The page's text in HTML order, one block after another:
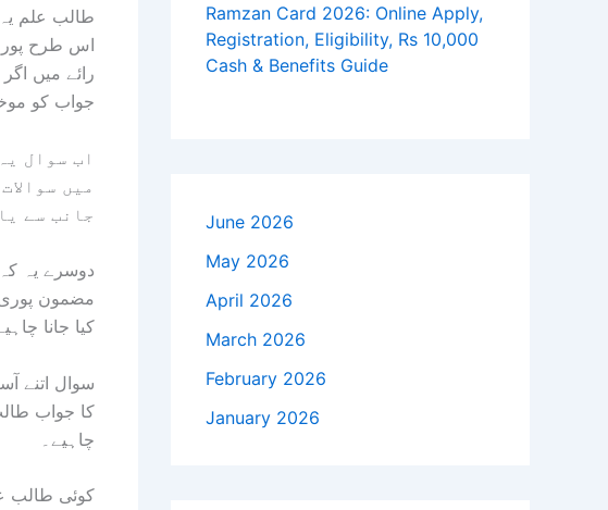
طالب علم
اس طرح
رائے میں
جواب کو
میں
جانب سے
دوسرے یہ
مضمون
کیا جانا
سوال اتنے
کا جواب
چاہیے۔
کوئی طالب
Ramzan Card 2026: Online Apply,
Registration, Eligibility, Rs 10,000
Cash & Benefits Guide
June 2026
May 2026
April 2026
March 2026
February 2026
January 2026